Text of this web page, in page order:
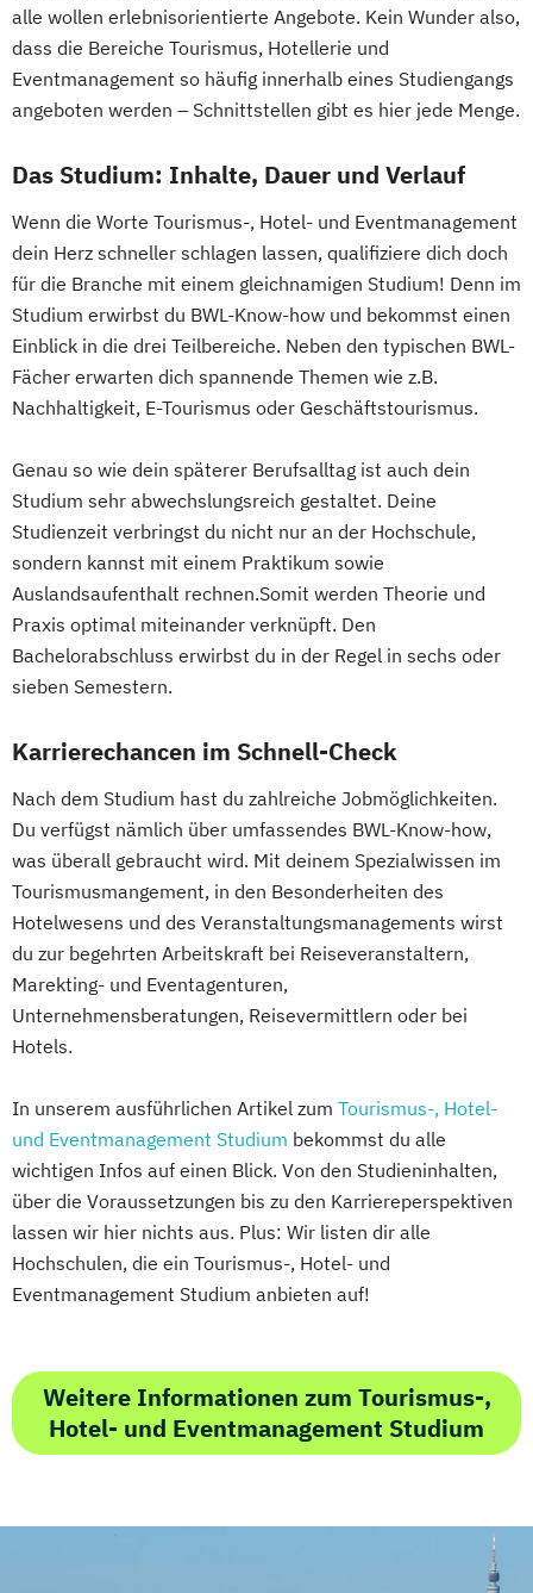
alle wollen erlebnisorientierte Angebote. Kein Wunder also,
dass die Bereiche Tourismus, Hotellerie und
Eventmanagement so häufig innerhalb eines Studiengangs
angeboten werden – Schnittstellen gibt es hier jede Menge.
Das Studium: Inhalte, Dauer und Verlauf
Wenn die Worte Tourismus-, Hotel- und Eventmanagement
dein Herz schneller schlagen lassen, qualifiziere dich doch
für die Branche mit einem gleichnamigen Studium! Denn im
Studium erwirbst du BWL-Know-how und bekommst einen
Einblick in die drei Teilbereiche. Neben den typischen BWL-
Fächer erwarten dich spannende Themen wie z.B.
Nachhaltigkeit, E-Tourismus oder Geschäftstourismus.
Genau so wie dein späterer Berufsalltag ist auch dein
Studium sehr abwechslungsreich gestaltet. Deine
Studienzeit verbringst du nicht nur an der Hochschule,
sondern kannst mit einem Praktikum sowie
Auslandsaufenthalt rechnen.Somit werden Theorie und
Praxis optimal miteinander verknüpft. Den
Bachelorabschluss erwirbst du in der Regel in sechs oder
sieben Semestern.
Karrierechancen im Schnell-Check
Nach dem Studium hast du zahlreiche Jobmöglichkeiten.
Du verfügst nämlich über umfassendes BWL-Know-how,
was überall gebraucht wird. Mit deinem Spezialwissen im
Tourismusmangement, in den Besonderheiten des
Hotelwesens und des Veranstaltungsmanagements wirst
du zur begehrten Arbeitskraft bei Reiseveranstaltern,
Marekting- und Eventagenturen,
Unternehmensberatungen, Reisevermittlern oder bei
Hotels.
In unserem ausführlichen Artikel zum Tourismus-, Hotel-
und Eventmanagement Studium bekommst du alle
wichtigen Infos auf einen Blick. Von den Studieninhalten,
über die Voraussetzungen bis zu den Karriereperspektiven
lassen wir hier nichts aus. Plus: Wir listen dir alle
Hochschulen, die ein Tourismus-, Hotel- und
Eventmanagement Studium anbieten auf!
Weitere Informationen zum Tourismus-,
Hotel- und Eventmanagement Studium